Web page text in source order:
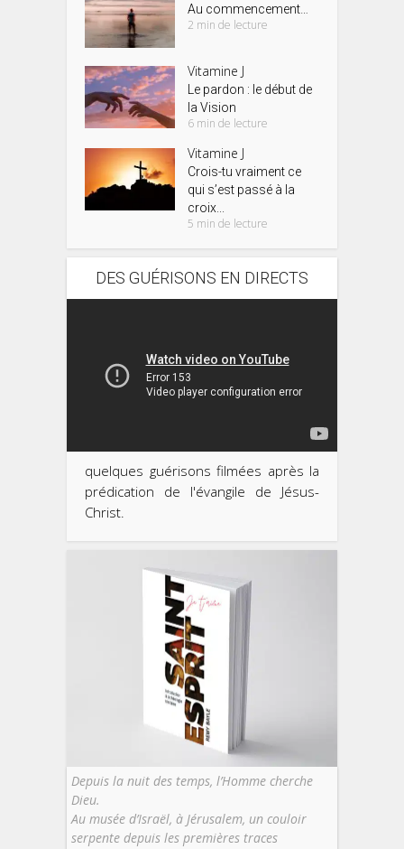
Au commencement…
2 min de lecture
Vitamine J
Le pardon : le début de
la Vision
6 min de lecture
Vitamine J
Crois-tu vraiment ce
qui s’est passé à la
croix...
5 min de lecture
DES GUÉRISONS EN DIRECTS
quelques guérisons filmées après la
prédication de l'évangile de Jésus-
Christ.
Depuis la nuit des temps, l’Homme cherche
Dieu.
Au musée d’Israël, à Jérusalem, un couloir
serpente depuis les premières traces